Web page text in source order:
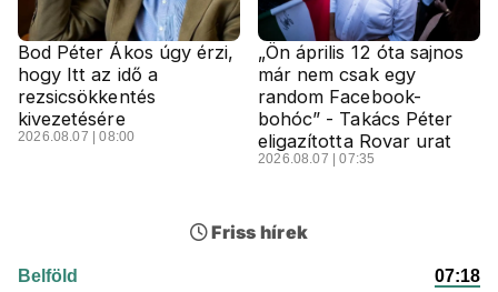
Bod Péter Ákos úgy érzi,
hogy Itt az idő a
rezsicsökkentés
kivezetésére
2026.08.07 | 08:00
„Ön április 12 óta sajnos
már nem csak egy
random Facebook-
bohóc” - Takács Péter
eligazította Rovar urat
2026.08.07 | 07:35
Friss hírek
Belföld 07:18